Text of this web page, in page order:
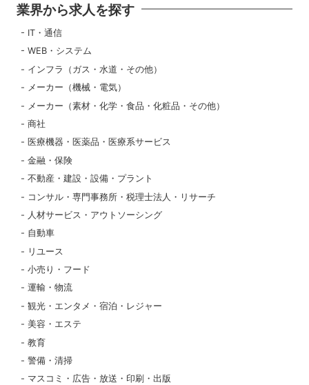
業界から求人を探す
IT・通信
WEB・システム
インフラ（ガス・水道・その他）
メーカー（機械・電気）
メーカー（素材・化学・食品・化粧品・その他）
商社
医療機器・医薬品・医療系サービス
金融・保険
不動産・建設・設備・プラント
コンサル・専門事務所・税理士法人・リサーチ
人材サービス・アウトソーシング
自動車
リユース
小売り・フード
運輸・物流
観光・エンタメ・宿泊・レジャー
美容・エステ
教育
警備・清掃
マスコミ・広告・放送・印刷・出版